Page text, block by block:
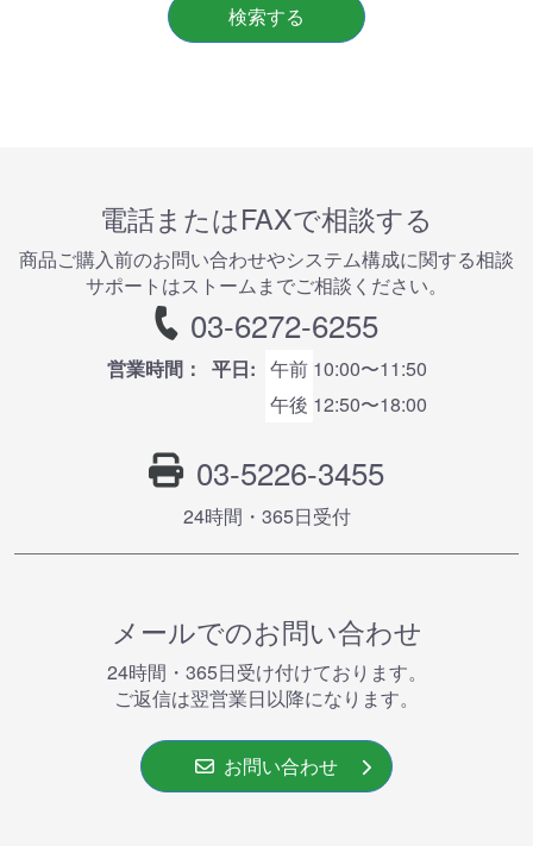
検索する
電話またはFAXで相談する
商品ご購⼊前のお問い合わせやシステム構成に関する相談
サポートはストームまでご相談ください。
03-6272-6255
営業時間： 平日: 午前 10:00〜11:50
午後 12:50〜18:00
03-5226-3455
24時間・365⽇受付
メールでのお問い合わせ
24時間・365⽇受け付けております。
ご返信は翌営業⽇以降になります。
お問い合わせ